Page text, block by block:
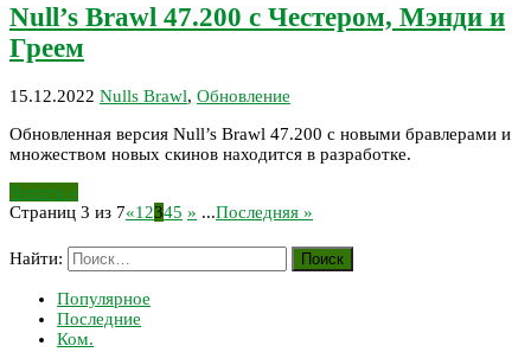
Null’s Brawl 47.200 с Честером, Мэнди и
Греем
15.12.2022 Nulls Brawl, Обновление
Обновленная версия Null’s Brawl 47.200 с новыми бравлерами и
множеством новых скинов находится в разработке.
Читать »
Страниц 3 из 7«1 2345 » ...Последняя »
Найти:
Популярное
Последние
Ком.